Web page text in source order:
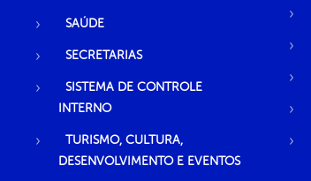
SAÚDE
SECRETARIAS
SISTEMA DE CONTROLE
INTERNO
TURISMO, CULTURA,
DESENVOLVIMENTO E EVENTOS